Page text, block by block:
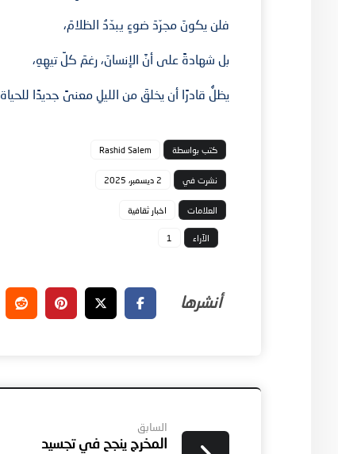
فلن يكونَ مجرّدَ ضوءٍ يبدّدُ الظلامَ،
بل شهادةً على أنَّ الإنسانَ، رغمَ كلِّ تيهِهِ،
يظلُّ قادرًا أن يخلقَ من الليلِ معنىً جديدًا للحياة
كتب بواسطة Rashid Salem
نشرت في 2 ديسمبر، 2025
العلامات اخبار ثقافية
الآراء 1
السابق
المخرج ينجح في تجسيد